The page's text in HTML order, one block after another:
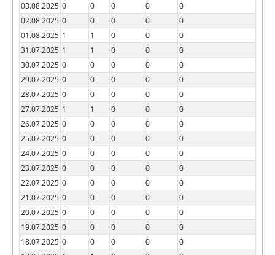
03.08.2025 0 0 0 0
0
02.08.2025 0 0 0 0
0
01.08.2025 1 1 0 0
0
31.07.2025 1 1 0 0
0
30.07.2025 0 0 0 0
0
29.07.2025 0 0 0 0
0
28.07.2025 0 0 0 0
0
27.07.2025 1 1 0 0
0
26.07.2025 0 0 0 0
0
25.07.2025 0 0 0 0
0
24.07.2025 0 0 0 0
0
23.07.2025 0 0 0 0
0
22.07.2025 0 0 0 0
0
21.07.2025 0 0 0 0
0
20.07.2025 0 0 0 0
0
19.07.2025 0 0 0 0
0
18.07.2025 0 0 0 0
0